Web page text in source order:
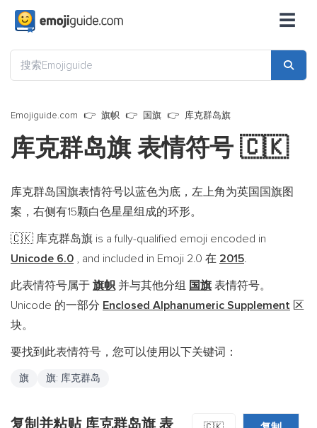
☰
Emojiguide.com 旗帜 国旗 库克群岛旗
库克群岛旗 表情符号 🇨🇰
库克群岛国旗表情符号以蓝色为底，左上角为英国国旗图
案，右侧有15颗白色星星组成的环形。
🇨🇰 库克群岛旗 is a fully-qualified emoji encoded in
Unicode 6.0 , and included in Emoji 2.0 在 2015.
此表情符号属于 旗帜并与其他分组 国旗 表情符号。
Unicode 的一部分 Enclosed Alphanumeric Supplement 区
块。
要找到此表情符号，您可以使用以下关键词：
旗 旗: 库克群岛
复制并粘贴 库克群岛旗 表